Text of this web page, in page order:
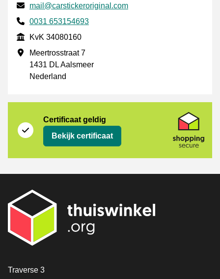
E-mail
mail@carstickeroriginal.com
Telefoonnummer
0031 653154693
KvK
KvK 34080160
Vestigingsadres
Meertrosstraat 7
1431 DL Aalsmeer
Nederland
Certificaat geldig
Bekijk certificaat
Contact
Traverse 3